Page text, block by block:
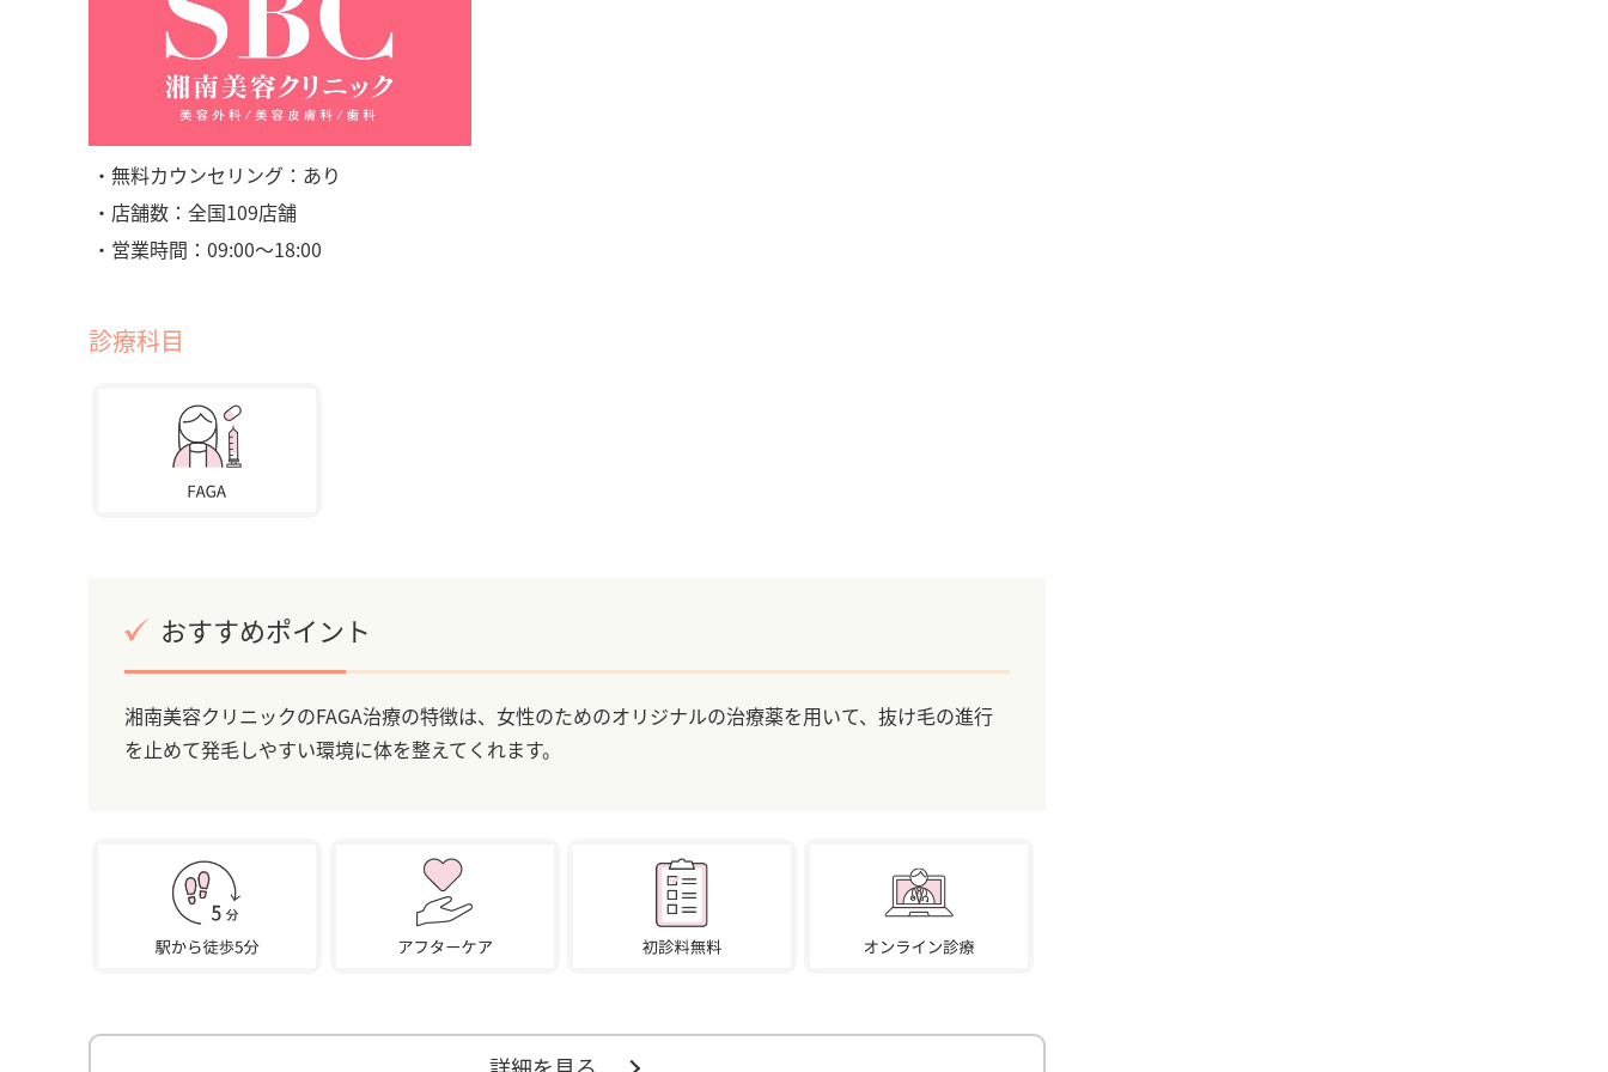
・無料カウンセリング：あり
・店舗数：全国109店舗
・営業時間：09:00〜18:00
診療科目
おすすめポイント
湘南美容クリニックのFAGA治療の特徴は、女性のためのオリジナルの治療薬を用いて、抜け毛の進行
を止めて発毛しやすい環境に体を整えてくれます。